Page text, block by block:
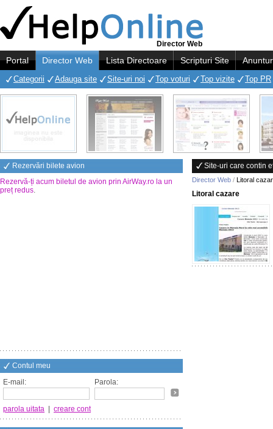
Director Web
Portal Director Web Lista Directoare Scripturi Site
Categorii Adauga site Site-uri noi Top voturi Top vizite Top PR
Rezervări bilete avion
Rezervă-ți acum biletul de avion prin AirWay.ro la un
preț redus.
Contul meu
E-mail:
Parola:
parola uitata creare cont
Site-uri care contin
Director Web / Litoral
Litoral cazare